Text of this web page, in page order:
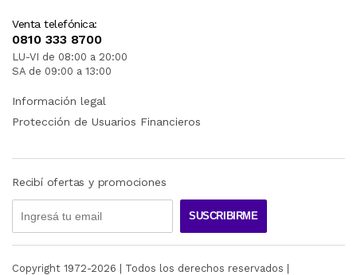
Venta telefónica:
0810 333 8700
LU-VI de 08:00 a 20:00
SA de 09:00 a 13:00
Información legal
Protección de Usuarios Financieros
Recibí ofertas y promociones
SUSCRIBIRME
Copyright 1972-2026 | Todos los derechos reservados |